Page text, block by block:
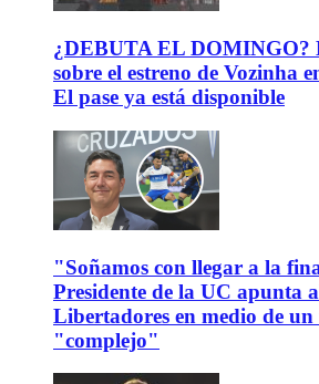
¿DEBUTA EL DOMINGO?
sobre el estreno de Vozinha
El pase ya está disponible
"Soñamos con llegar a la
Presidente de la UC apunta
Libertadores en medio de un
"complejo"